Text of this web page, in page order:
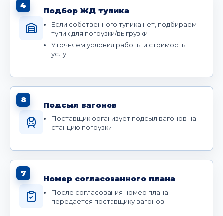
4
Подбор ЖД тупика
Если собственного тупика нет, подбираем
тупик для погрузки/выгрузки
Уточняем условия работы и стоимость
услуг
8
Подсыл вагонов
Поставщик организует подсыл вагонов на
станцию погрузки
7
Номер согласованного плана
После согласования номер плана
передается поставщику вагонов